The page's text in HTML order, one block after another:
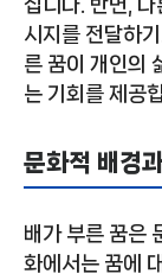
집니다. 반면, 다
시지를 전달하
른 꿈이 개인의
는 기회를 제공
문화적 배경
배가 부른 꿈은
화에서는 꿈에